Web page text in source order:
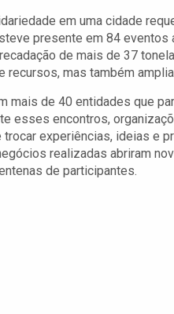
em uma cidade
presente em 84
de mais de 37
recursos, mas também
mais de 40 entidades que
esses encontros,
trocar experiências, ideias e
realizadas abriram
de participantes.